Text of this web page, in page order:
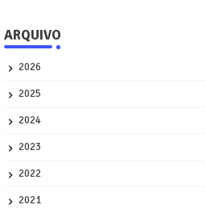
ARQUIVO
2026
2025
2024
2023
2022
2021